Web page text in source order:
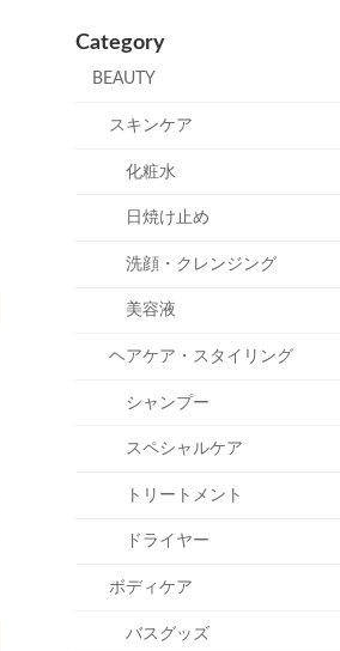
Category
BEAUTY
スキンケア
化粧水
日焼け止め
洗顔・クレンジング
美容液
ヘアケア・スタイリング
シャンプー
スペシャルケア
トリートメント
ドライヤー
ボディケア
バスグッズ